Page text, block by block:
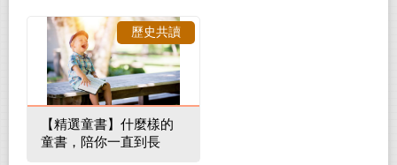
【精選童書】什麼樣的
童書，陪你一直到長
歷史共讀